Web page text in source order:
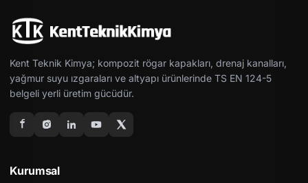
Kent Teknik Kimya; kompozit rögar kapakları, drenaj kanalları,
yağmur suyu ızgaraları ve altyapı ürünlerinde TS EN 124-5
belgeli yerli üretim gücüdür.
Kurumsal